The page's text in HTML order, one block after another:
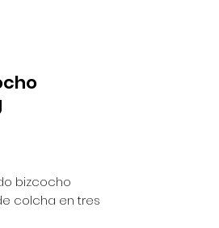
bizcocho
colcha en tres